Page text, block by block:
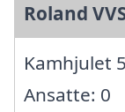
Roland
Kamhjulet
Ansatte: 0